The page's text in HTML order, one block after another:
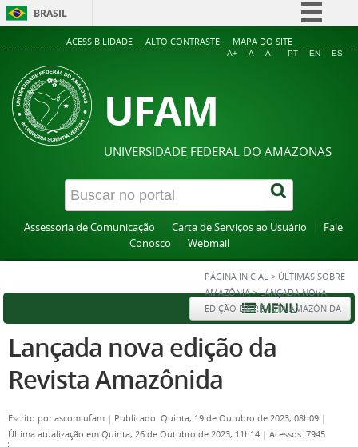
BRASIL
Simplifique!
Acesso à informação
ACESSIBILIDADE ALTO CONTRASTE MAPA DO SITE
A+ A A- PT EN ES
UFAM
UNIVERSIDADE FEDERAL DO AMAZONAS
Assessoria de Comunicação Carta de Serviços ao Usuário
Fale
Conosco
Webmail
PÁGINA INICIAL > ÚLTIMAS SOBRE
AMAZÔNIA >LANÇADA NOVA
EDIÇÃO DA REVISTA AMAZÔNIDA
MENU
Lançada nova edição da
Revista Amazônida
Escrito porascom.ufam | Publicado: Quinta, 19 de Outubro de 2023, 08h09 |
Última atualização em Quinta, 26 de Outubro de 2023, 11h14 | Acessos: 7945